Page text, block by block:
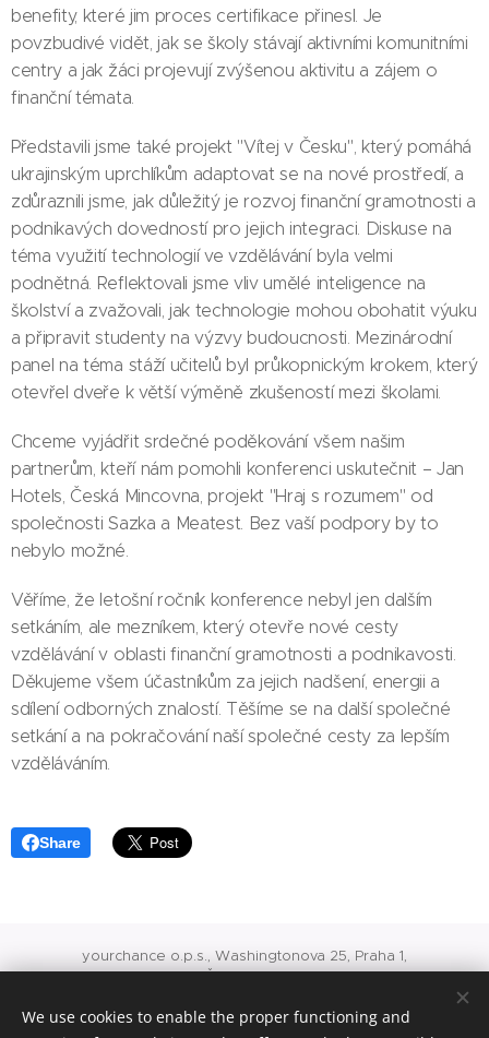
benefity, které jim proces certifikace přinesl. Je
povzbudivé vidět, jak se školy stávají aktivními komunitními
centry a jak žáci projevují zvýšenou aktivitu a zájem o
finanční témata.
Představili jsme také projekt "Vítej v Česku", který pomáhá
ukrajinským uprchlíkům adaptovat se na nové prostředí, a
zdůraznili jsme, jak důležitý je rozvoj finanční gramotnosti a
podnikavých dovedností pro jejich integraci. Diskuse na
téma využití technologií ve vzdělávání byla velmi
podnětná. Reflektovali jsme vliv umělé inteligence na
školství a zvažovali, jak technologie mohou obohatit výuku
a připravit studenty na výzvy budoucnosti. Mezinárodní
panel na téma stáží učitelů byl průkopnickým krokem, který
otevřel dveře k větší výměně zkušeností mezi školami.
Chceme vyjádřit srdečné poděkování všem našim
partnerům, kteří nám pomohli konferenci uskutečnit – Jan
Hotels, Česká Mincovna, projekt "Hraj s rozumem" od
společnosti Sazka a Meatest. Bez vaší podpory by to
nebylo možné.
Věříme, že letošní ročník konference nebyl jen dalším
setkáním, ale mezníkem, který otevře nové cesty
vzdělávání v oblasti finanční gramotnosti a podnikavosti.
Děkujeme všem účastníkům za jejich nadšení, energii a
sdílení odborných znalostí. Těšíme se na další společné
setkání a na pokračování naší společné cesty za lepším
vzděláváním.
Share
yourchance o.p.s., Washingtonova 25, Praha 1,
IČ: 24717975
office@yourchance.cz
We use cookies to enable the proper functioning and